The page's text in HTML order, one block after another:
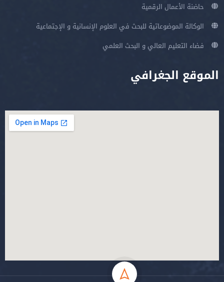
حاضنة الأعمال الرقمية
الوكالة الموضوعاتية للبحث في العلوم الإنسانية و الإجتماعية
فضاء التعليم العالي و البحث العلمي
الموقع الجغرافي